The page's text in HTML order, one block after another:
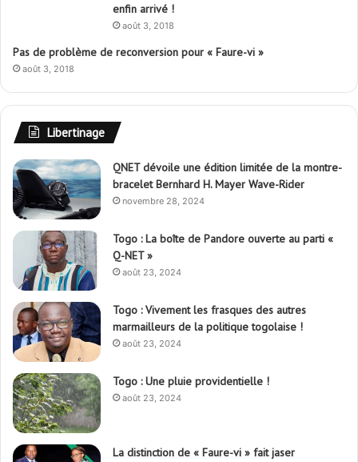
enfin arrivé !
août 3, 2018
Pas de problème de reconversion pour « Faure-vi »
août 3, 2018
Libertinage
QNET dévoile une édition limitée de la montre-
bracelet Bernhard H. Mayer Wave-Rider
novembre 28, 2024
Togo : La boîte de Pandore ouverte au parti «
Q-NET »
août 23, 2024
Togo : Vivement les frasques des autres
marmailleurs de la politique togolaise !
août 23, 2024
Togo : Une pluie providentielle !
août 23, 2024
La distinction de « Faure-vi » fait jaser